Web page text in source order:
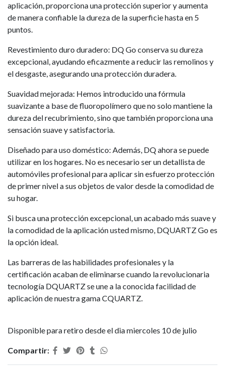
aplicación, proporciona una protección superior y aumenta
de manera confiable la dureza de la superficie hasta en 5
puntos.
Revestimiento duro duradero: DQ Go conserva su dureza
excepcional, ayudando eficazmente a reducir las remolinos y
el desgaste, asegurando una protección duradera.
Suavidad mejorada: Hemos introducido una fórmula
suavizante a base de fluoropolímero que no solo mantiene la
dureza del recubrimiento, sino que también proporciona una
sensación suave y satisfactoria.
Diseñado para uso doméstico: Además, DQ ahora se puede
utilizar en los hogares. No es necesario ser un detallista de
automóviles profesional para aplicar sin esfuerzo protección
de primer nivel a sus objetos de valor desde la comodidad de
su hogar.
Si busca una protección excepcional, un acabado más suave y
la comodidad de la aplicación usted mismo, DQUARTZ Go es
la opción ideal.
Las barreras de las habilidades profesionales y la
certificación acaban de eliminarse cuando la revolucionaria
tecnología DQUARTZ se une a la conocida facilidad de
aplicación de nuestra gama CQUARTZ.
Disponible para retiro desde el dia miercoles 10 de julio
Compartir: